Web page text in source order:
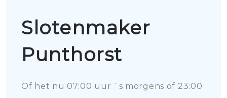
Slotenmaker
Punthorst
Of het nu 07:00 uur `s morgens of 23:00